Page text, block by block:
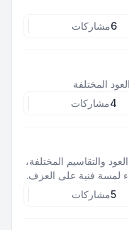
6مشاركات
المختلفة
4مشاركات
والتقاسيم المختلفة،
لمسة فنية على العزف.
5مشاركات